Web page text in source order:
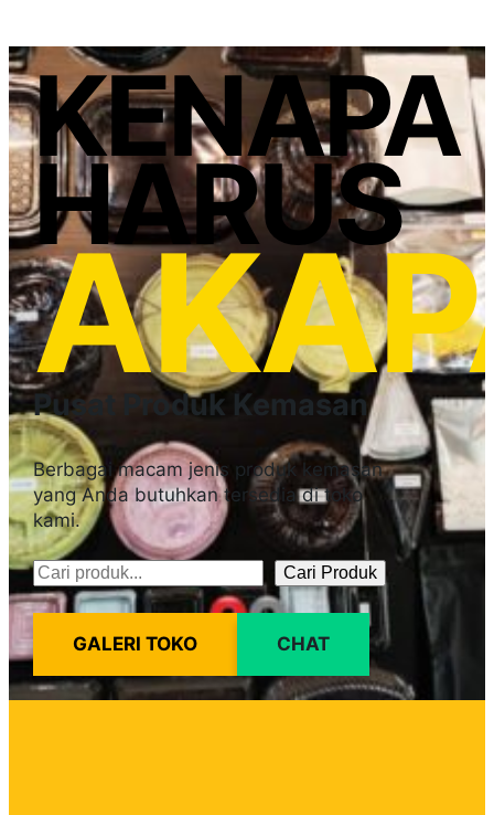
KENAPA
HARUS
Pusat Produk Kemasan
Berbagai macam jenis produk kemasan
yang Anda butuhkan tersedia di toko
kami.
Pencarian Cari Produk
GALERI TOKO CHAT